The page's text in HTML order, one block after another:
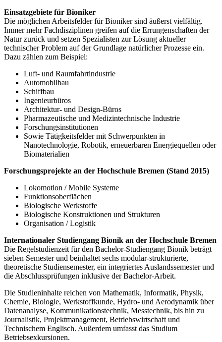
Einsatzgebiete für Bioniker
Die möglichen Arbeitsfelder für Bioniker sind äußerst vielfältig.
Immer mehr Fachdisziplinen greifen auf die Errungenschaften der
Natur zurück und setzen Spezialisten zur Lösung aktueller
technischer Problem auf der Grundlage natürlicher Prozesse ein.
Dazu zählen zum Beispiel:
Luft- und Raumfahrtindustrie
Automobilbau
Schiffbau
Ingenieurbüros
Architektur- und Design-Büros
Pharmazeutische und Medizintechnische Industrie
Forschungsinstitutionen
Sowie Tätigkeitsfelder mit Schwerpunkten in
Nanotechnologie, Robotik, erneuerbaren Energiequellen oder
Biomaterialien
Forschungsprojekte an der Hochschule Bremen (Stand 2015)
Lokomotion / Mobile Systeme
Funktionsoberflächen
Biologische Werkstoffe
Biologische Konstruktionen und Strukturen
Organisation / Logistik
Internationaler Studiengang Bionik an der Hochschule Bremen
Die Regelstudienzeit für den Bachelor-Studiengang Bionik beträgt
sieben Semester und beinhaltet sechs modular-strukturierte,
theoretische Studiensemester, ein integriertes Auslandssemester und
die Abschlussprüfungen inklusive der Bachelor-Arbeit.
Die Studieninhalte reichen von Mathematik, Informatik, Physik,
Chemie, Biologie, Werkstoffkunde, Hydro- und Aerodynamik über
Datenanalyse, Kommunikationstechnik, Messtechnik, bis hin zu
Journalistik, Projektmanagement, Betriebswirtschaft und
Technischem Englisch. Außerdem umfasst das Studium
Betriebsexkursionen.